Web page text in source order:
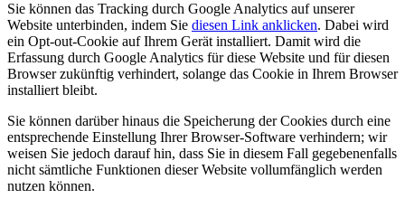
Sie können das Tracking durch Google Analytics auf unserer
Website unterbinden, indem Sie diesen Link anklicken. Dabei wird
ein Opt-out-Cookie auf Ihrem Gerät installiert. Damit wird die
Erfassung durch Google Analytics für diese Website und für diesen
Browser zukünftig verhindert, solange das Cookie in Ihrem Browser
installiert bleibt.
Sie können darüber hinaus die Speicherung der Cookies durch eine
entsprechende Einstellung Ihrer Browser-Software verhindern; wir
weisen Sie jedoch darauf hin, dass Sie in diesem Fall gegebenenfalls
nicht sämtliche Funktionen dieser Website vollumfänglich werden
nutzen können.